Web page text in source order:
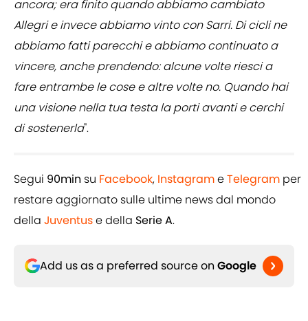
ancora; era finito quando abbiamo cambiato
Allegri e invece abbiamo vinto con Sarri. Di cicli ne
abbiamo fatti parecchi e abbiamo continuato a
vincere, anche prendendo: alcune volte riesci a
fare entrambe le cose e altre volte no. Quando hai
una visione nella tua testa la porti avanti e cerchi
di sostenerla".
Segui 90min su Facebook, InstagrameTelegram per
restare aggiornato sulle ultime news dal mondo
della Juventuse della Serie A.
Add us as a preferred source on Google